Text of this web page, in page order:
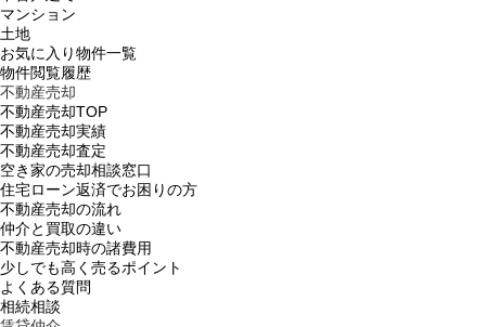
マンション
土地
お気に入り物件一覧
物件閲覧履歴
不動産売却
不動産売却TOP
不動産売却実績
不動産売却査定
空き家の売却相談窓口
住宅ローン返済でお困りの方
不動産売却の流れ
仲介と買取の違い
不動産売却時の諸費用
少しでも高く売るポイント
よくある質問
相続相談